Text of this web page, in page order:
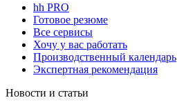
hh PRO
Готовое резюме
Все сервисы
Хочу у вас работать
Производственный календарь
Экспертная рекомендация
Новости и статьи